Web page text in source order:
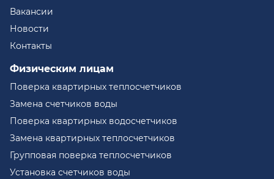
Вакансии
Новости
Контакты
Физическим лицам
Поверка квартирных теплосчетчиков
Замена счетчиков воды
Поверка квартирных водосчетчиков
Замена квартирных теплосчетчиков
Групповая поверка теплосчетчиков
Установка счетчиков воды